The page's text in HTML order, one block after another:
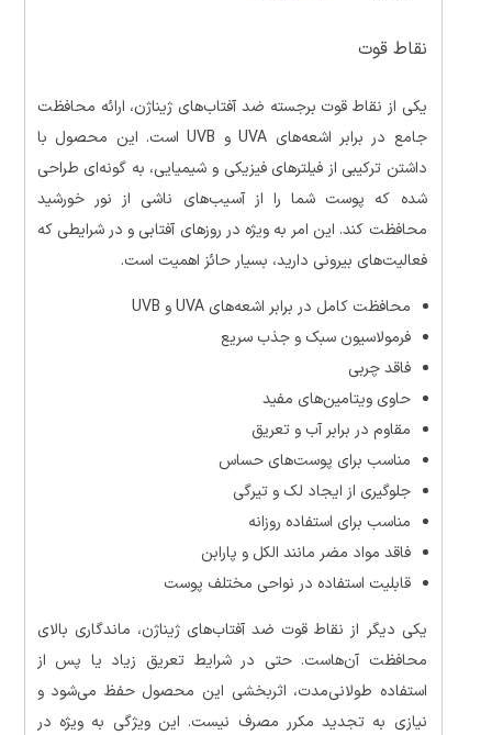
نقاط قوت
یکی از نقاط قوت برجسته ضد آفتاب‌های ژیناژن، ارائه محافظت
جامع در برابر اشعه‌های UVA و UVB است. این محصول با
داشتن ترکیبی از فیلترهای فیزیکی و شیمیایی، به گونه‌ای طراحی
شده که پوست شما را از آسیب‌های ناشی از نور خورشید
محافظت کند. این امر به ویژه در روزهای آفتابی و در شرایطی که
فعالیت‌های بیرونی دارید، بسیار حائز اهمیت است.
محافظت کامل در برابر اشعه‌های UVA و UVB
فرمولاسیون سبک و جذب سریع
فاقد چربی
حاوی ویتامین‌های مفید
مقاوم در برابر آب و تعریق
مناسب برای پوست‌های حساس
جلوگیری از ایجاد لک و تیرگی
مناسب برای استفاده روزانه
فاقد مواد مضر مانند الکل و پارابن
قابلیت استفاده در نواحی مختلف پوست
یکی دیگر از نقاط قوت ضد آفتاب‌های ژیناژن، ماندگاری بالای
محافظت آن‌هاست. حتی در شرایط تعریق زیاد یا پس از
استفاده طولانی‌مدت، اثربخشی این محصول حفظ می‌شود و
نیازی به تجدید مکرر مصرف نیست. این ویژگی به ویژه در